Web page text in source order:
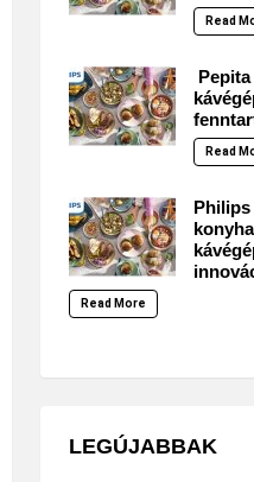
Read
Read
Philips
Read More
LEGÚJABBAK